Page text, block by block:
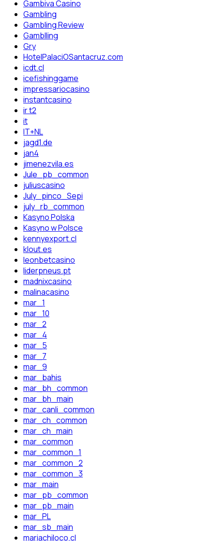
Gambiva Casino
Gambling
Gambling Review
Gamblling
Gry
HotelPalaciOSantacruz.com
icdt.cl
icefishinggame
impressariocasino
instantcasino
ir t2
it
IT+NL
jagd1.de
jan4
jimenezvila.es
Jule_pb_common
juliuscasino
July_pinco_Sepi
july_rb_common
Kasyno Polska
Kasyno w Polsce
kennyexport.cl
klout.es
leonbetcasino
liderpneus.pt
madnixcasino
malinacasino
mar_1
mar_10
mar_2
mar_4
mar_5
mar_7
mar_9
mar_bahis
mar_bh_common
mar_bh_main
mar_canli_common
mar_ch_common
mar_ch_main
mar_common
mar_common_1
mar_common_2
mar_common_3
mar_main
mar_pb_common
mar_pb_main
mar_PL
mar_sb_main
mariachiloco.cl